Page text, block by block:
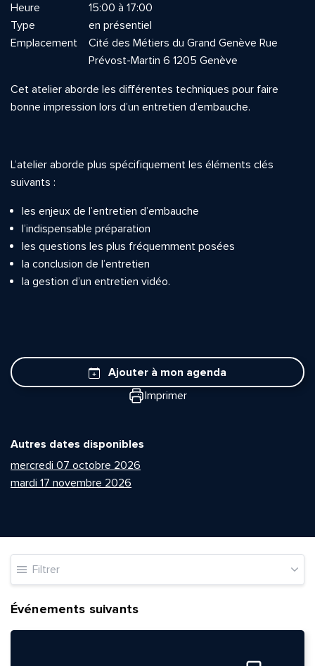
Heure
15:00 à 17:00
Type
en présentiel
Emplacement
Cité des Métiers du Grand Genève Rue
Prévost-Martin 6 1205 Genève
Cet atelier aborde les différentes techniques pour faire
bonne impression lors d’un entretien d’embauche.
L’atelier aborde plus spécifiquement les éléments clés
suivants :
les enjeux de l’entretien d’embauche
l’indispensable préparation
les questions les plus fréquemment posées
la conclusion de l’entretien
la gestion d’un entretien vidéo.
Ajouter à mon agenda
Imprimer
Autres dates disponibles
mercredi 07 octobre 2026
mardi 17 novembre 2026
Filtrer
Événements suivants